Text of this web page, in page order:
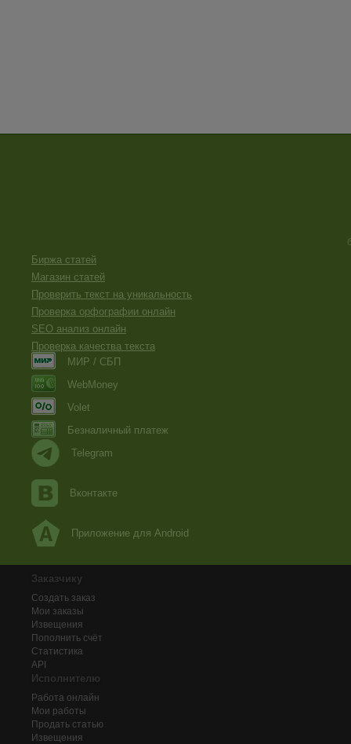
Биржа статей
Магазин статей
Проверить текст на уникальность
Проверка орфографии онлайн
SEO анализ онлайн
Проверка качества текста
МИР / СБП
WebMoney
Volet
Безналичный платеж
Telegram
Вконтакте
Приложение для Android
Заказчику
Создать заказ
Мои заказы
Извещения
Пополнить счёт
Статистика
API
Исполнителю
Работа онлайн
Мои работы
Продать статью
Извещения